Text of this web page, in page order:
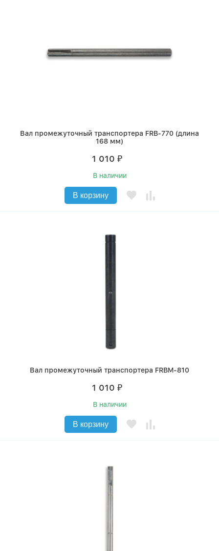
Вал промежуточный транспортера FRB-770 (длина
168 мм)
1 010 ₽
В наличии
В корзину
Вал промежуточный транспортера FRBM-810
1 010 ₽
В наличии
В корзину